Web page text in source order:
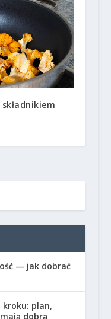
— jak dobrać
kroku: plan,
dobrą